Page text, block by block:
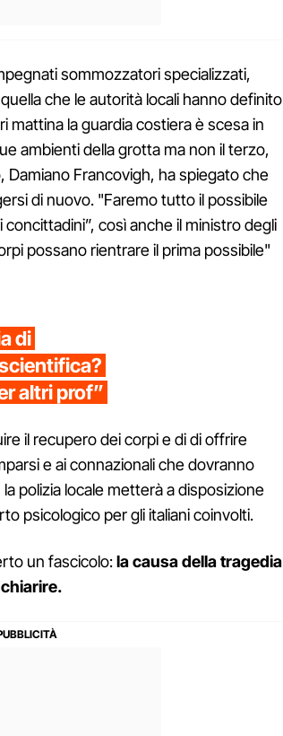
sommozzatori specializzati,
che le autorità locali hanno definito
mattina la guardia costiera è scesa in
ambienti della grotta ma non il terzo,
Damiano Francovigh, ha spiegato che
di nuovo. "Faremo tutto il possibile
così anche il ministro degli
possano rientrare il prima possibile"
di
altri prof”
il recupero dei corpi e di di offrire
e ai connazionali che dovranno
polizia locale metterà a disposizione
psicologico per gli italiani coinvolti.
un fascicolo:la causa della tragedia